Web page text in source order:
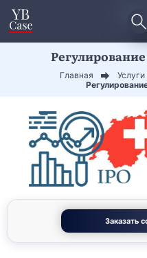
Главная
Заказать